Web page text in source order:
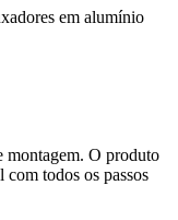
em alumínio
montagem. O produto
com todos os passos